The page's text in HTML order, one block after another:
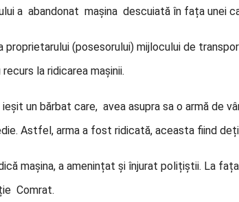
a abandonat mașina descuiată în fața unei
proprietarului (posesorului) mijlocului de
la ridicarea mașinii.
un bărbat care, avea asupra sa o armă de
Astfel, arma a fost ridicată, aceasta fiind
mașina, a amenințat și înjurat polițiștii. La
Comrat.